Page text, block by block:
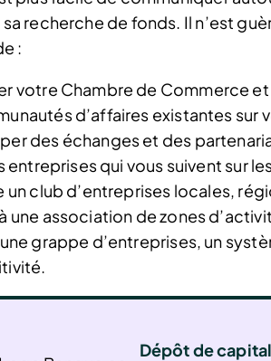
recherche de fonds. Il n’est
:
votre Chambre de Commerce et
d’affaires existantes sur
des échanges et des
entreprises qui vous suivent sur
un club d’entreprises locales,
une association de zones
grappe d’entreprises, un
Dépôt de